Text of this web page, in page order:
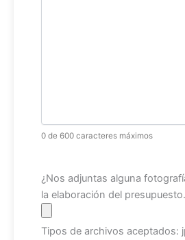
0 de 600 caracteres máximos
Archivo
¿Nos adjuntas alguna
la elaboración del presupuesto.
Tipos de archivos aceptados: